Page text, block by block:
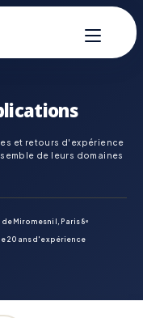
et retours d'expérience
de leurs domaines
Miromesnil, Paris 8ᵉ
20 ans d'expérience